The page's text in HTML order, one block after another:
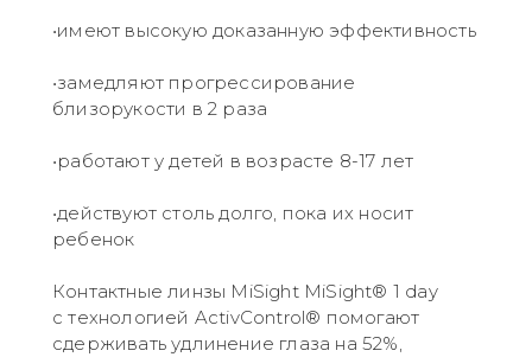
•имеют высокую доказанную эффективность
•замедляют прогрессирование
близорукости в 2 раза
•работают у детей в возрасте 8-17 лет
•действуют столь долго, пока их носит
ребенок
Контактные линзы MiSight MiSight® 1 day
с технологией ActivControl® помогают
сдерживать удлинение глаза на 52%,